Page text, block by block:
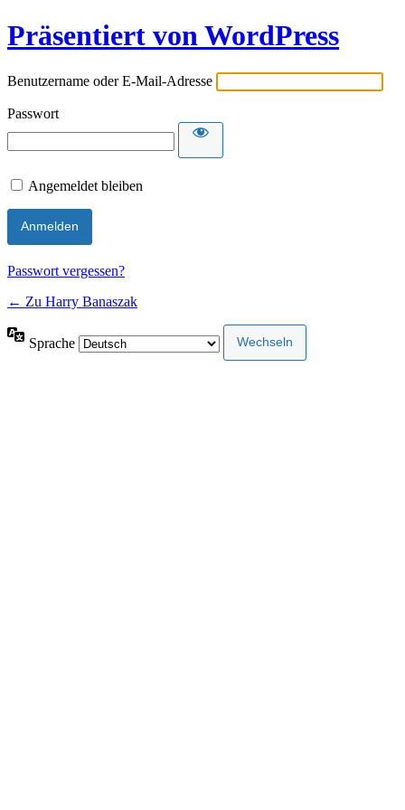
Präsentiert von WordPress
Benutzername oder E-Mail-Adresse
Passwort
Angemeldet bleiben
Passwort vergessen?
← Zu Harry Banaszak
Sprache